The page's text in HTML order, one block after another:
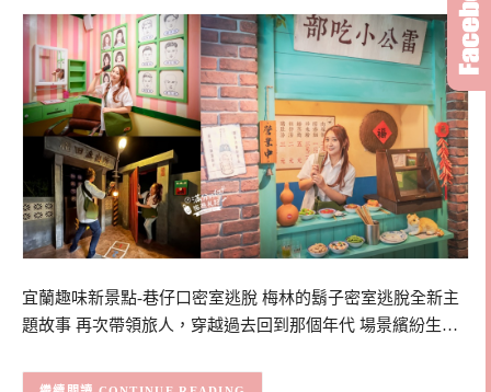
宜蘭趣味新景點-巷仔口密室逃脫 梅林的鬍子密室逃脫全新主
題故事 再次帶領旅人，穿越過去回到那個年代 場景繽紛生…